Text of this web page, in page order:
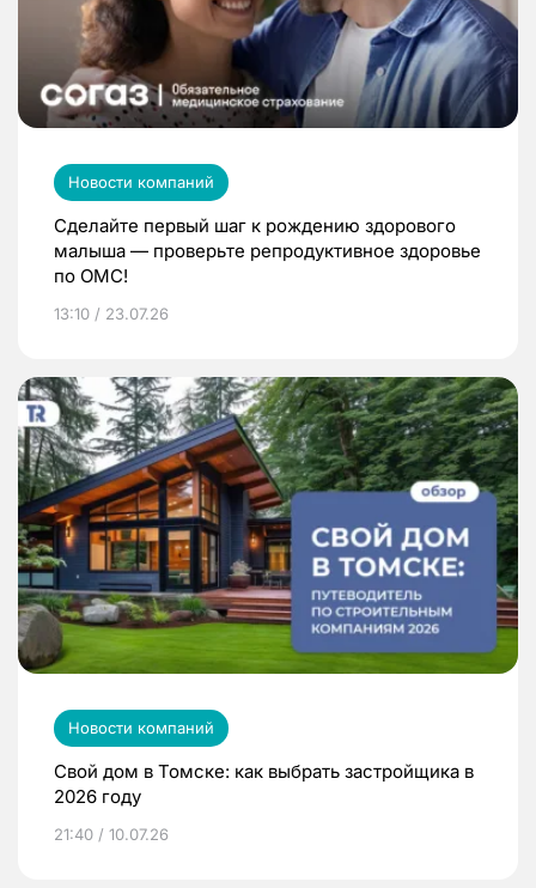
Новости компаний
Сделайте первый шаг к рождению здорового
малыша — проверьте репродуктивное здоровье
по ОМС!
13:10 / 23.07.26
Новости компаний
Свой дом в Томске: как выбрать застройщика в
2026 году
21:40 / 10.07.26